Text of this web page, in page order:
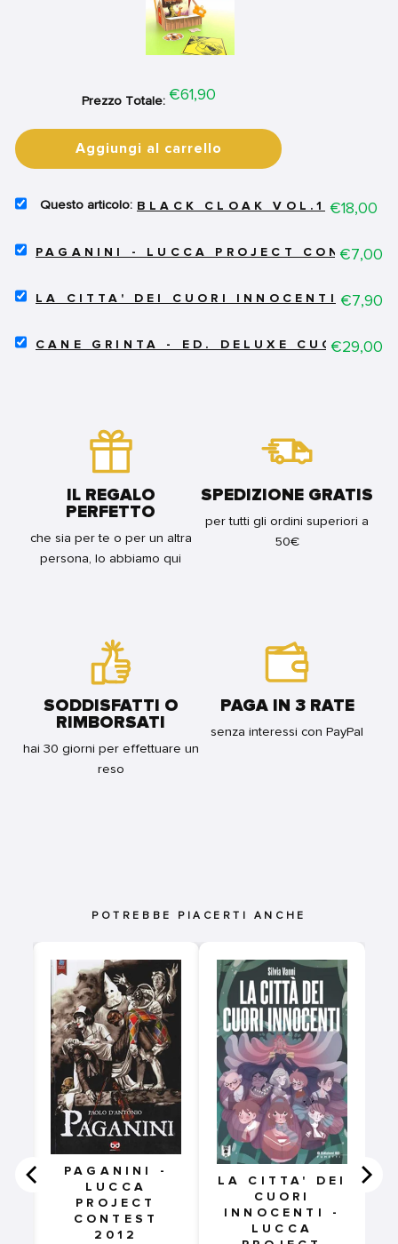
Prezzo Totale: Price
€61,90
Aggiungi al carrello
SELECT
VOL.1
BLACK CLOAK VOL.1 Price
€18,00
SELECT
LUCCA
2012
PAGANINI - LUCCA PROJECT CONTEST
Price
€7,00
SELECT
DEI
BUNDLE
LA CITTA' DEI CUORI INNOCENTI -Price
€7,90
SELECT
CANE GRINTA - ED. DELUXE CUCCIA
Price
€29,00
IL REGALO
PERFETTO
che sia per te o per un altra
persona, lo abbiamo qui
SPEDIZIONE GRATIS
per tutti gli ordini superiori a
50€
SODDISFATTI O
RIMBORSATI
hai 30 giorni per effettuare un
reso
PAGA IN 3 RATE
senza interessi con PayPal
POTREBBE PIACERTI ANCHE
PAGANINI -
LUCCA
PROJECT
CONTEST
2012
LA CITTA' DEI
CUORI
INNOCENTI -
LUCCA